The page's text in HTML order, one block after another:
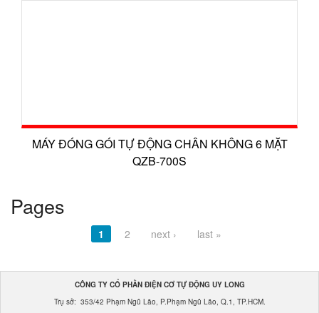
MÁY ĐÓNG GÓI TỰ ĐỘNG CHÂN KHÔNG 6 MẶT
QZB-700S
Pages
1 2 next › last »
CÔNG TY CỔ PHẦN ĐIỆN CƠ TỰ ĐỘNG UY LONG
Trụ sở: 353/42 Phạm Ngũ Lão, P.Phạm Ngũ Lão, Q.1, TP.HCM.